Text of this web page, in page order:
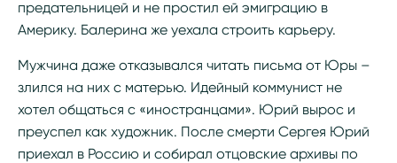
предательницей и не простил ей эмиграцию в
Америку. Балерина же уехала строить карьеру.
Мужчина даже отказывался читать письма от Юры –
злился на них с матерью. Идейный коммунист не
хотел общаться с «иностранцами». Юрий вырос и
преуспел как художник. После смерти Сергея Юрий
приехал в Россию и собирал отцовские архивы по